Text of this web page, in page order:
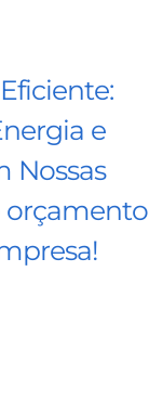
e
Nossas
orçamento